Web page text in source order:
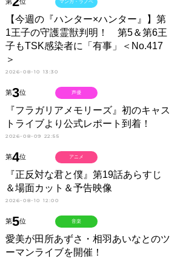
第 位
【今週の『ハンター×ハンター』】第
1王子の守護霊獣判明！ 第5＆第6王
子もTSK感染者に「有事」＜No.417
＞
2026-08-10 13:30
マンガ・ラノベ
第3位
『フラガリアメモリーズ』初のキャス
トライブより公式レポート到着！
2026-08-09 22:55
声優
第4位
『正反対な君と僕』第19話あらすじ
＆場面カット＆予告映像
2026-08-10 12:00
アニメ
第5位
愛美が田所あずさ・相羽あいなとのツ
ーマンライブを開催！
音楽